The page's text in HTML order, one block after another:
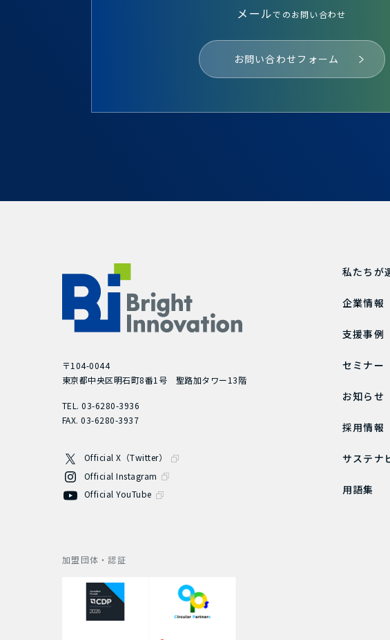
メールでのお問い合わせ
お問い合わせフォーム
〒104-0044
東京都中央区明石町8番1号 聖路加タワー13階
TEL. 03-6280-3936
FAX. 03-6280-3937
Official X（Twitter）
Official Instagram
Official YouTube
私たちが
企業情報
支援事例
セミナー
お知らせ
採用情報
サステナ
用語集
加盟団体・認証